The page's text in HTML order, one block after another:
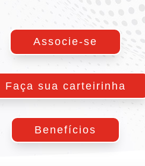
Associe-se
Faça sua carteirinha
Benefícios